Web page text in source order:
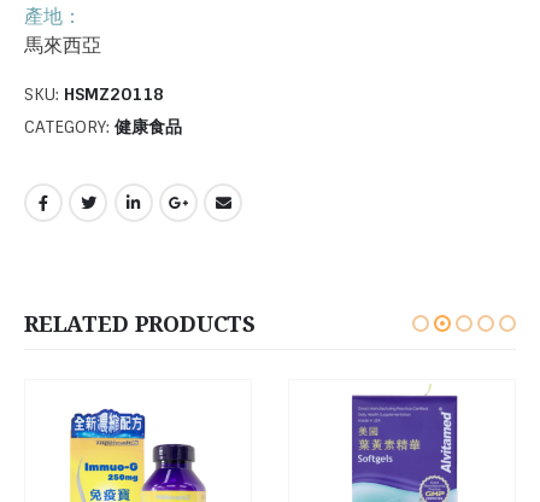
產地：
馬來西亞
SKU: HSMZ20118
CATEGORY: 健康食品
RELATED PRODUCTS